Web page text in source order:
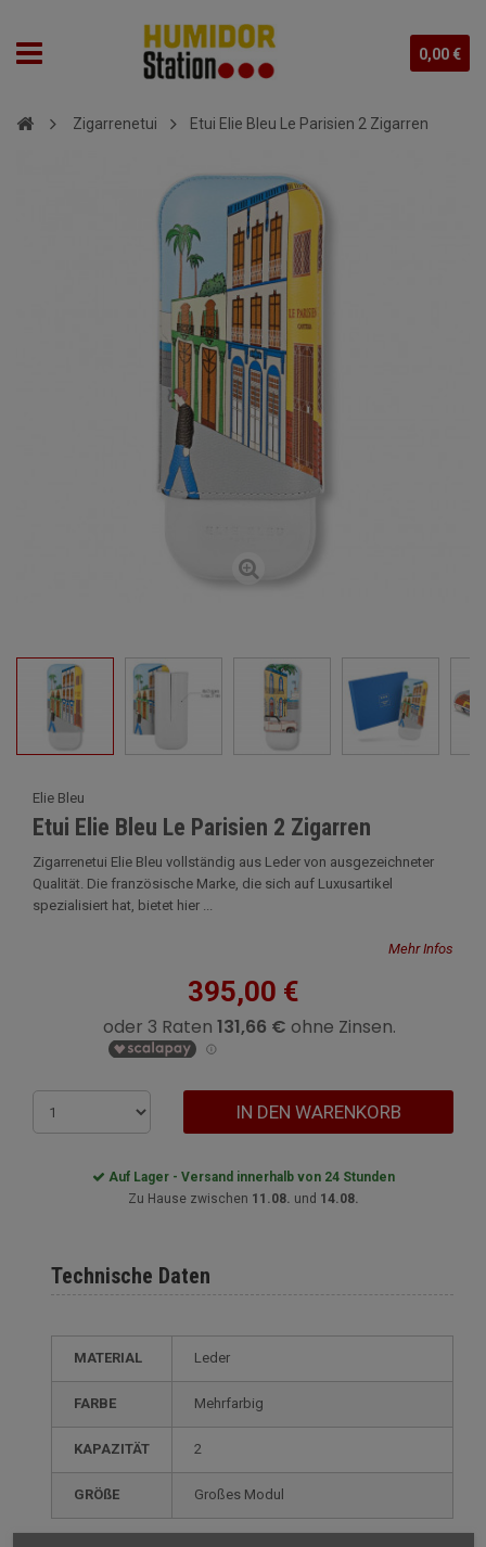
0,00 €
Zigarrenetui Etui Elie Bleu Le Parisien 2 Zigarren
Elie Bleu
Etui Elie Bleu Le Parisien 2 Zigarren
Zigarrenetui Elie Bleu vollständig aus Leder von ausgezeichneter
Qualität. Die französische Marke, die sich auf Luxusartikel
spezialisiert hat, bietet hier ...
Mehr Infos
395,00 €
IN DEN WARENKORB
Auf Lager - Versand innerhalb von 24 Stunden
Zu Hause zwischen 11.08. und 14.08.
Technische Daten
MATERIAL Leder
FARBE Mehrfarbig
KAPAZITÄT 2
GRÖßE großes Modul